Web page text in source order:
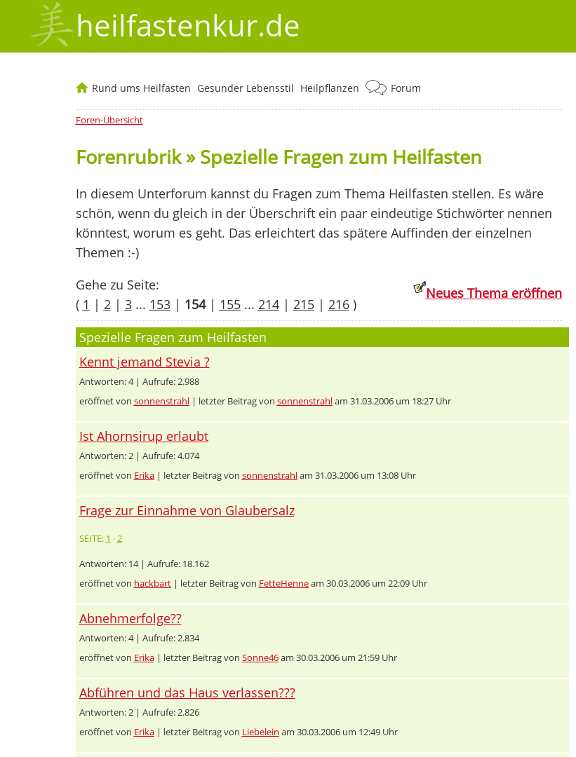
heilfastenkur.de
Rund ums Heilfasten Gesunder Lebensstil Heilpflanzen Forum
Foren-Übersicht
Forenrubrik » Spezielle Fragen zum Heilfasten
In diesem Unterforum kannst du Fragen zum Thema Heilfasten stellen. Es wäre
schön, wenn du gleich in der Überschrift ein paar eindeutige Stichwörter nennen
könntest, worum es geht. Das erleichtert das spätere Auffinden der einzelnen
Themen :-)
Neues Thema eröffnen
Gehe zu Seite:
( 1 | 2| 3... 153| 154| 155... 214| 215| 216)
Spezielle Fragen zum Heilfasten
Kennt jemand Stevia ?
Antworten: 4 | Aufrufe: 2.988
eröffnet von sonnenstrahl| letzter Beitrag von sonnenstrahlam 31.03.2006 um 18:27 Uhr
Ist Ahornsirup erlaubt
Antworten: 2 | Aufrufe: 4.074
eröffnet von Erika| letzter Beitrag von sonnenstrahlam 31.03.2006 um 13:08 Uhr
Frage zur Einnahme von Glaubersalz
SEITE: 1 ·2
Antworten: 14 | Aufrufe: 18.162
eröffnet von hackbart| letzter Beitrag von FetteHenneam 30.03.2006 um 22:09 Uhr
Abnehmerfolge??
Antworten: 4 | Aufrufe: 2.834
eröffnet von Erika| letzter Beitrag von Sonne46am 30.03.2006 um 21:59 Uhr
Abführen und das Haus verlassen???
Antworten: 2 | Aufrufe: 2.826
eröffnet von Erika| letzter Beitrag von Liebelein am 30.03.2006 um 12:49 Uhr